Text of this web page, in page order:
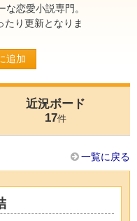
な恋愛小説専門。
たり更新となりま
追加
近況ボード
17件
一覧に戻る